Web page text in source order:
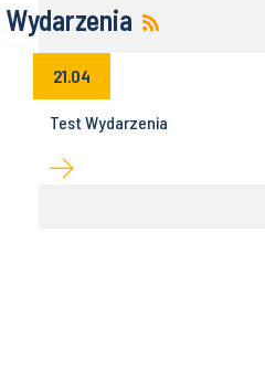
Wydarzenia
21.04
Test Wydarzenia